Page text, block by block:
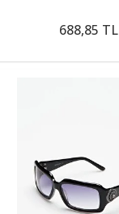
688,85 TL